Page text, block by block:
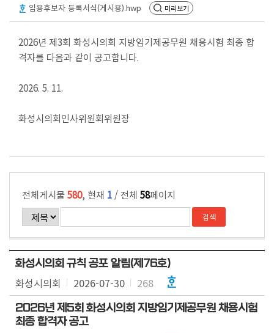
회
의
록
터
넷
방
송
의
안
보
의
자
실
참
임용후보자 등록서식(게시용).hwp 미리보기
2026년 제3회 화성시의회 지방임기제공무원 채용시험 최종 합
격자를 다음과 같이 공고합니다.
2026. 5. 11.
화성시의회인사위원회위원장
전체게시물 580, 현재 1 / 전체 58페이지
화성시의회 규칙 공포 알림(제76호)
화성시의회 2026-07-30 268
2026년 제5회 화성시의회 지방임기제공무원 채용시험
최종 합격자 공고